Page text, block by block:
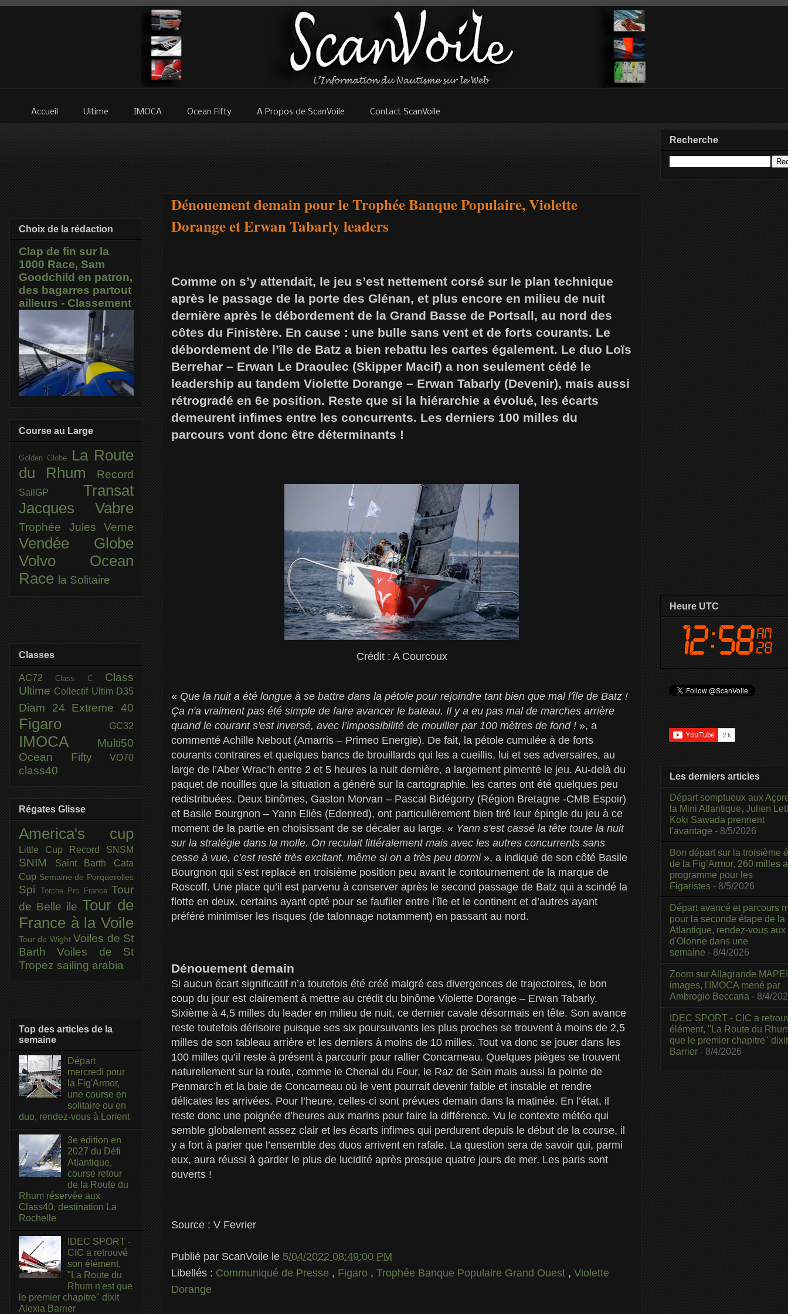
Accueil Ultime IMOCA Ocean Fifty A Propos de ScanVoile Contact ScanVoile
Dénouement demain pour le Trophée Banque Populaire, Violette
Dorange et Erwan Tabarly leaders
Comme on s’y attendait, le jeu s’est nettement corsé sur le plan technique
après le passage de la porte des Glénan, et plus encore en milieu de nuit
dernière après le débordement de la Grand Basse de Portsall, au nord des
côtes du Finistère. En cause : une bulle sans vent et de forts courants. Le
débordement de l’île de Batz a bien rebattu les cartes également. Le duo Loïs
Berrehar – Erwan Le Draoulec (Skipper Macif) a non seulement cédé le
leadership au tandem Violette Dorange – Erwan Tabarly (Devenir), mais aussi
rétrogradé en 6e position. Reste que si la hiérarchie a évolué, les écarts
demeurent infimes entre les concurrents. Les derniers 100 milles du
parcours vont donc être déterminants !
Crédit : A Courcoux
« Que la nuit a été longue à se battre dans la pétole pour rejoindre tant bien que mal l'île de Batz !
Ça n'a vraiment pas été simple de faire avancer le bateau. Il y a eu pas mal de marches arrière
quand le courant s'est inversé, avec l’impossibilité de mouiller par 100 mètres de fond ! », a
commenté Achille Nebout (Amarris – Primeo Energie). De fait, la pétole cumulée à de forts
courants contraires et quelques bancs de brouillards qui les a cueillis, lui et ses adversaires, au
large de l’Aber Wrac’h entre 2 et 5 heures la nuit dernière, a largement pimenté le jeu. Au-delà du
paquet de nouilles que la situation a généré sur la cartographie, les cartes ont été quelques peu
redistribuées. Deux binômes, Gaston Morvan – Pascal Bidégorry (Région Bretagne -CMB Espoir)
et Basile Bourgnon – Yann Eliès (Edenred), ont particulièrement bien tiré leur épingle du jeu à ce
moment de la partie en choisissant de se décaler au large. « Yann s'est cassé la tête toute la nuit
sur la stratégie dans la molle. On reculait littéralement mais avec les autres concurrents sans
cesse à vue, c’est resté très excitant, même si on a très peu dormi», a indiqué de son côté Basile
Bourgnon qui s’est replacé en troisième position peu avant le contournement de la marque de
Roscoff. Une place qu’il est parvenu à conserver après le second passage de Batz qui a scindé la
flotte en deux, certains ayant opté pour se faufiler entre l’île et le continent et d’autres ayant
préféré minimiser les risques (de talonnage notamment) en passant au nord.
Dénouement demain
Si aucun écart significatif n’a toutefois été créé malgré ces divergences de trajectoires, le bon
coup du jour est clairement à mettre au crédit du binôme Violette Dorange – Erwan Tabarly.
Sixième à 4,5 milles du leader en milieu de nuit, ce dernier cavale désormais en tête. Son avance
reste toutefois dérisoire puisque ses six poursuivants les plus proches se trouvent à moins de 2,5
milles de son tableau arrière et les derniers à moins de 10 milles. Tout va donc se jouer dans les
100 milles qu’il reste à présent à parcourir pour rallier Concarneau. Quelques pièges se trouvent
naturellement sur la route, comme le Chenal du Four, le Raz de Sein mais aussi la pointe de
Penmarc’h et la baie de Concarneau où le vent pourrait devenir faible et instable et rendre
délicates les arrivées. Pour l’heure, celles-ci sont prévues demain dans la matinée. En l’état, il
reste donc une poignée d’heures aux marins pour faire la différence. Vu le contexte météo qui
semble globalement assez clair et les écarts infimes qui perdurent depuis le début de la course, il
y a fort à parier que l’ensemble des duos arrivent en rafale. La question sera de savoir qui, parmi
eux, aura réussi à garder le plus de lucidité après presque quatre jours de mer. Les paris sont
ouverts !
Source : V Fevrier
Publié par ScanVoile le 5/04/2022 08:49:00 PM
Libellés : Communiqué de Presse , Figaro , Trophée Banque Populaire Grand Ouest , Violette
Dorange
Choix de la rédaction
Clap de fin sur la
1000 Race, Sam
Goodchild en patron,
des bagarres partout
ailleurs - Classement
Course au Large
Golden Globe
La Route
du Rhum
Record
SailGP Transat
Jacques Vabre
Trophée Jules Verne
Vendée Globe
Volvo Ocean
Race la Solitaire
Classes
AC72Class C Class
Ultime Collectif Ultim D35
Diam 24 Extreme 40
Figaro GC32
IMOCA
Multi50
Ocean Fifty
VO70
class40
Régates Glisse
America's cup
Little Cup Record SNSM
SNIM
Saint Barth Cata
Cup Semaine de Porquerolles
Spi Torche Pro France Tour
de Belle ile Tour de
France à la Voile
Tour de Wight Voiles de St
BarthVoiles de St
Tropez sailing arabia
Top des articles de la
semaine
Départ
mercredi pour
la Fig'Armor,
une course en
solitaire ou en
duo, rendez-vous à Lorient
3e édition en
2027 du Défi
Atlantique,
course retour
de la Route du
Rhum réservée aux
Class40, destination La
Rochelle
IDEC SPORT -
CIC a retrouvé
son élément,
"La Route du
Rhum n'est que
le premier chapitre" dixit
Alexia Barrier
Recherche
Heure UTC
Les derniers articles
Départ somptueux aux
la Mini Atlantique, Julien
Koki Sawada prennent
l'avantage - 8/5/2026
Bon départ sur la troisième
de la Fig’Armor, 260 milles
programme pour les
Figaristes - 8/5/2026
Départ avancé et parcours
pour la seconde étape de la
Atlantique, rendez-vous
d'Olonne dans une
semaine - 8/4/2026
Zoom sur Allagrande
images, l'IMOCA mené par
Ambrogio Beccaria - 8/4/
IDEC SPORT - CIC a
élément, "La Route du
que le premier chapitre"
Barrier - 8/4/2026